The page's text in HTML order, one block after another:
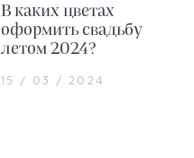
В каких цветах
оформить свадьбу
летом 2024?
15 / 03 / 2024